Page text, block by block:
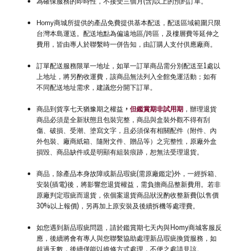
Homy商城所提供的產品免費提供基本配送，配送區域範圍只限
台灣本島運送。配送地點為偏遠地區/跨區，及樓層費等延伸之
費用，皆由專人於聯繫時一併告知，由訂購人支付供應廠商。
訂單配送服務限單一地址，如單一訂單商品需分別配送至1處以
上地址，將另酌收運費，該商品無法列入全館免運活動；如有
不同配送地址需求，建議您分開下訂單。
商品到貨享七天猶豫期之權益 ， 但鑑賞期非試用期 ，辦理退貨
商品必須是全新狀態且包裝完整，商品與盒裝外觀不得有刮
傷、破損、受潮、塗寫文字，且必須保有相關配件（附件、內
外包裝、廠商紙箱、隨附文件、贈品等）之完整性，原廠外盒
損毀、商品缺件或是明顯有組裝痕跡，恕無法受理退貨。
商品，除產品本身故障或新品瑕疵(需原廠鑑定)外，一經拆箱、
安裝(插電)後，將影響您退貨權益，需負擔商品整新費用。若非
原廠判定瑕疵而退貨，依個案退貨商品狀況酌收整新費(以售價
30% 以上報價) ，另再加上原安裝及後續拆機等處理費。
如您遇到新品瑕疵問題，請於鑑賞期七天內與Homy商城客服反
應，後續將會有專人與您聯繫協助處理新品瑕疵換貨服務，如
超過天數，後續僅能以維修方式處理，不便之處請見諒。